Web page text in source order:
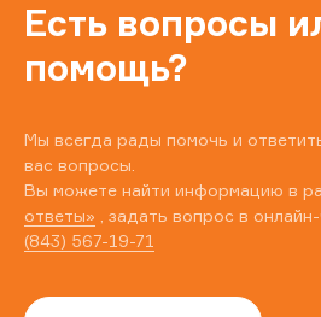
Есть вопросы
помощь?
Мы всегда рады помочь и
вас вопросы.
Вы можете найти информацию в
ответы» , задать вопрос в
(843) 567-19-71